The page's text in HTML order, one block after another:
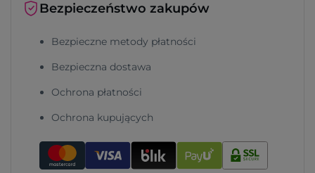
Bezpieczeństwo zakupów
Bezpieczne metody płatności
Bezpieczna dostawa
Ochrona płatności
Ochrona kupujących